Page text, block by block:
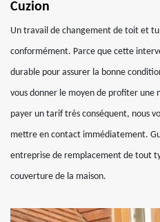
Cuzion
Un travail de changement de toit et
conformément. Parce que cette
durable pour assurer la bonne
vous donner le moyen de profiter une
payer un tarif très conséquent, nous
mettre en contact immédiatement.
entreprise de remplacement de tout
couverture de la maison.